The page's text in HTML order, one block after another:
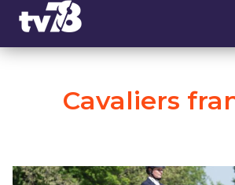
Cavaliers
Panneau de gestion des cookies